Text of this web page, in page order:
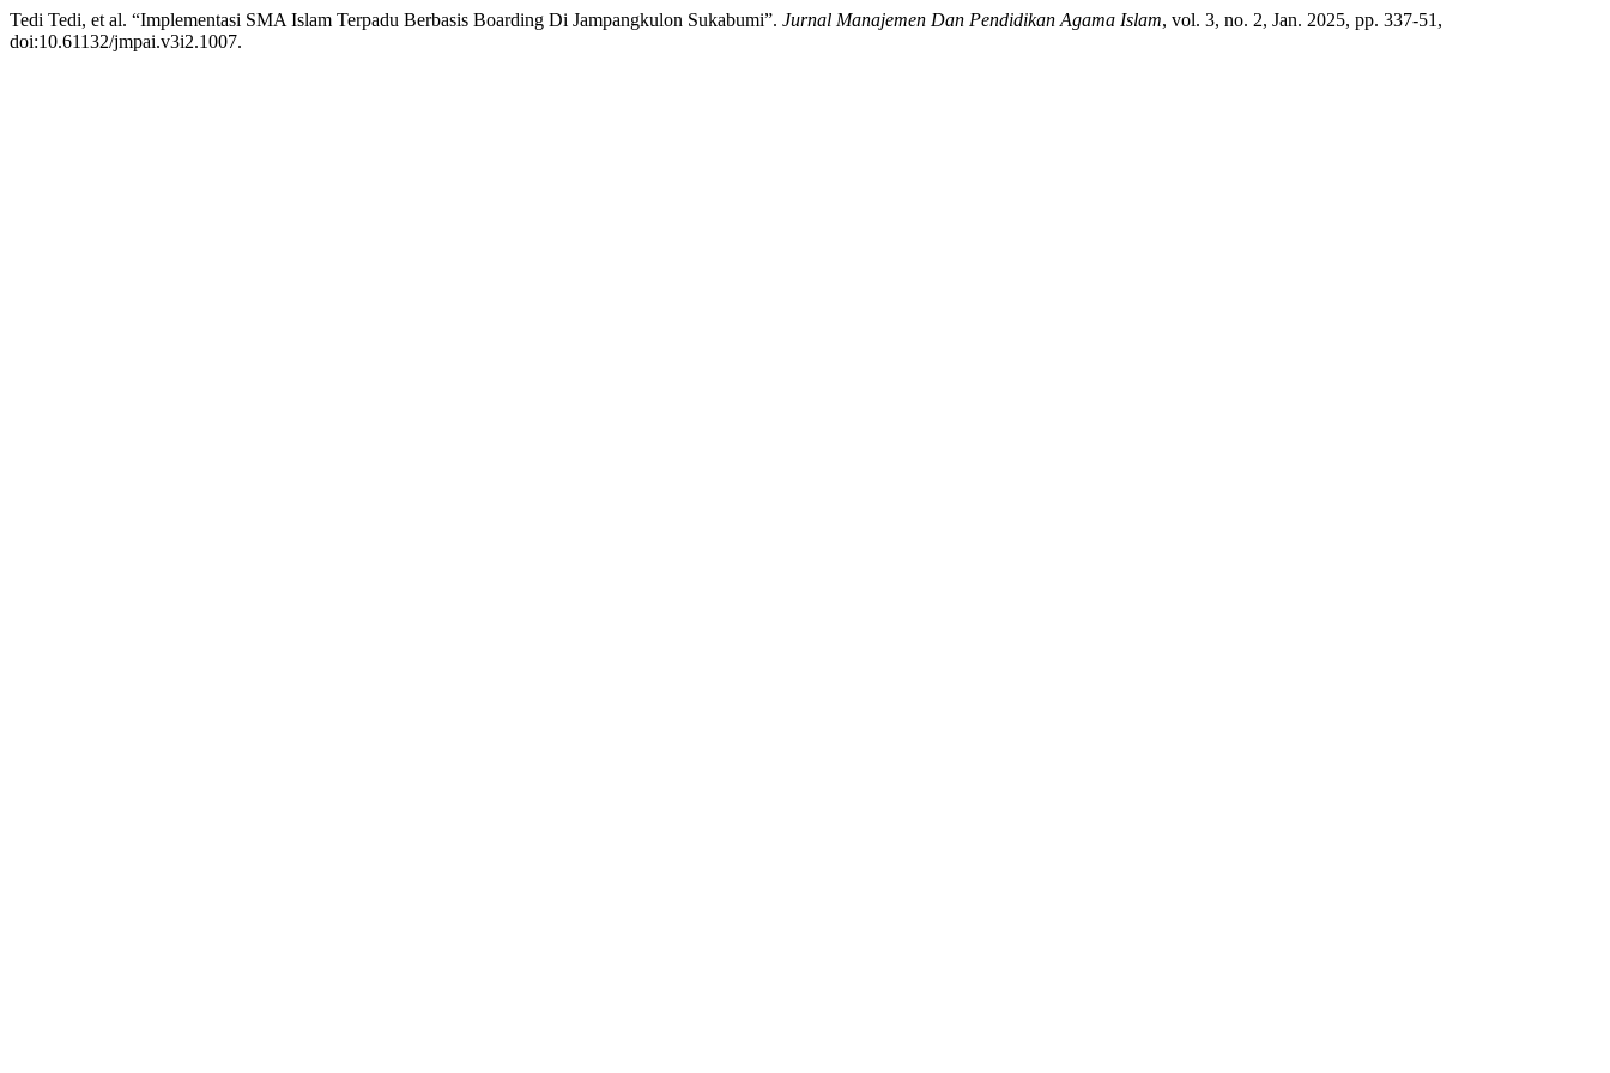
Tedi Tedi, et al. “Implementasi SMA Islam Terpadu Berbasis Boarding Di Jampangkulon Sukabumi”. Jurnal Manajemen Dan Pendidikan Agama Islam, vol. 3, no. 2, Jan. 2025, pp. 337-51,
doi:10.61132/jmpai.v3i2.1007.